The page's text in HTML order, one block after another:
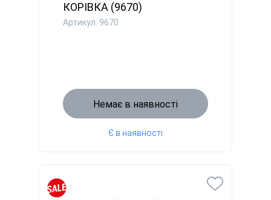
КОРІВКА (9670)
Артикул: 9670
Немає в наявності
Є в наявності